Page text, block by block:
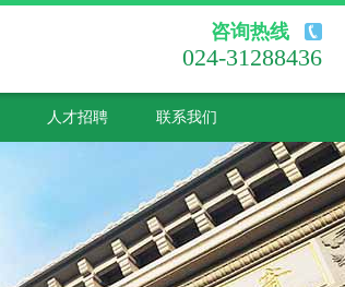
咨询热线
024-31288436
人才招聘 联系我们